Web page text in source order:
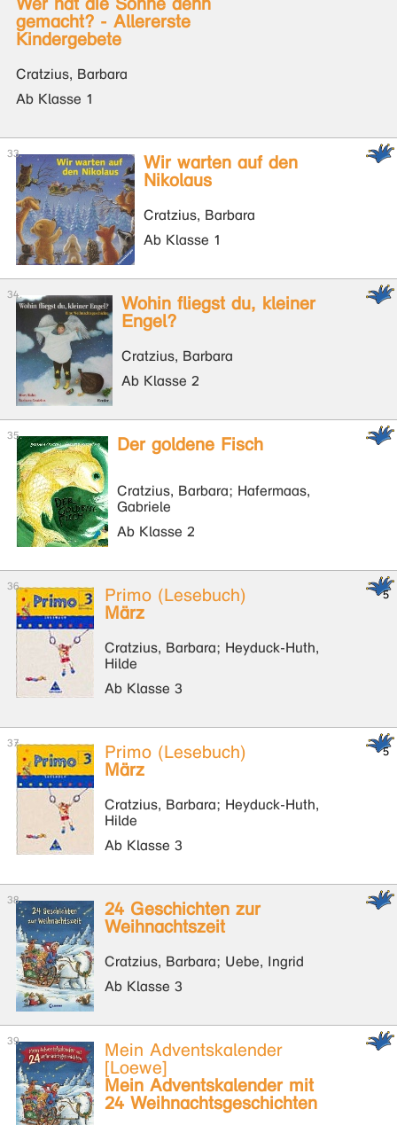
gemacht? - Allererste
Kindergebete
Cratzius, Barbara
Ab Klasse 1
Wir warten auf den
Nikolaus
Cratzius, Barbara
Ab Klasse 1
Wohin fliegst du, kleiner
Engel?
Cratzius, Barbara
Ab Klasse 2
Der goldene Fisch
Cratzius, Barbara; Hafermaas,
Gabriele
Ab Klasse 2
Primo (Lesebuch)
März
Cratzius, Barbara; Heyduck-Huth,
Hilde
Ab Klasse 3
Primo (Lesebuch)
März
Cratzius, Barbara; Heyduck-Huth,
Hilde
Ab Klasse 3
24 Geschichten zur
Weihnachtszeit
Cratzius, Barbara; Uebe, Ingrid
Ab Klasse 3
Mein Adventskalender
[Loewe]
Mein Adventskalender mit
24 Weihnachtsgeschichten